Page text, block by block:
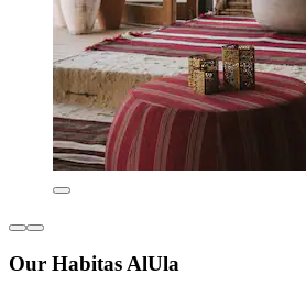
Our Habitas AlUla